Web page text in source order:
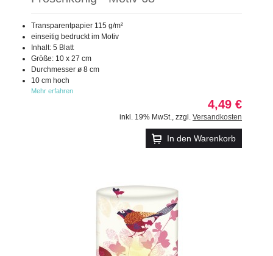
Transparentpapier 115 g/m²
einseitig bedruckt im Motiv
Inhalt: 5 Blatt
Größe: 10 x 27 cm
Durchmesser ø 8 cm
10 cm hoch
Mehr erfahren
4,49 €
inkl. 19% MwSt. zzgl. Versandkosten
In den Warenkorb